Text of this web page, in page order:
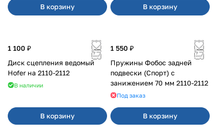
В корзину В корзину
1 100 ₽
Диск сцепления ведомый
Hofer на 2110-2112
В наличии
В корзину
1 550 ₽
Пружины Фобос задней
подвески (Спорт) с
занижением 70 мм 2110-2112
Под заказ
В корзину